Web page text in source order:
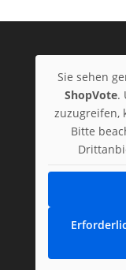
Sie sehen
ShopVote.
zuzugreifen,
Bitte